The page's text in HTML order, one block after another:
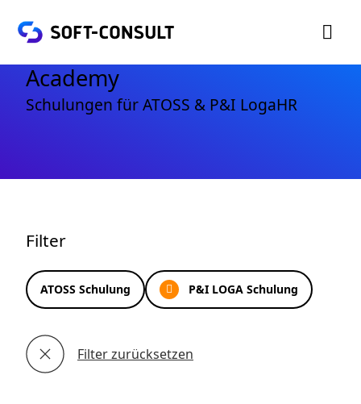

Academy
Schulungen für ATOSS & P&I LogaHR
Filter
ATOSS Schulung  P&I LOGA Schulung
Filter zurücksetzen